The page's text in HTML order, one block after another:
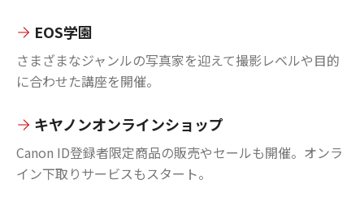
EOS学園
さまざまなジャンルの写真家を迎えて撮影レベルや目的
に合わせた講座を開催。
キヤノンオンラインショップ
Canon ID登録者限定商品の販売やセールも開催。オンラ
イン下取りサービスもスタート。